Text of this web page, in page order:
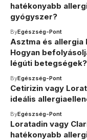
hatékonyabb
gyógyszer?
ByEgészség-Pont
Asztma és allergia
Hogyan
légúti betegségek?
ByEgészség-Pont
Cetirizin vagy
ideális
ByEgészség-Pont
Loratadin vagy
hatékonyabb